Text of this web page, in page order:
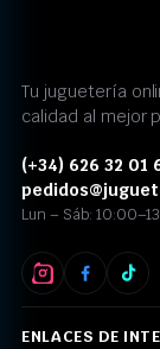
Tu juguetería
calidad al mejor
(+34) 626 32 01
Lun – Sáb:
ENLACES DE